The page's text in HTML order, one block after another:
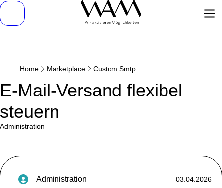
Home Marketplace Custom Smtp
E-Mail-Versand flexibel
steuern
administration
administration 03.04.2026